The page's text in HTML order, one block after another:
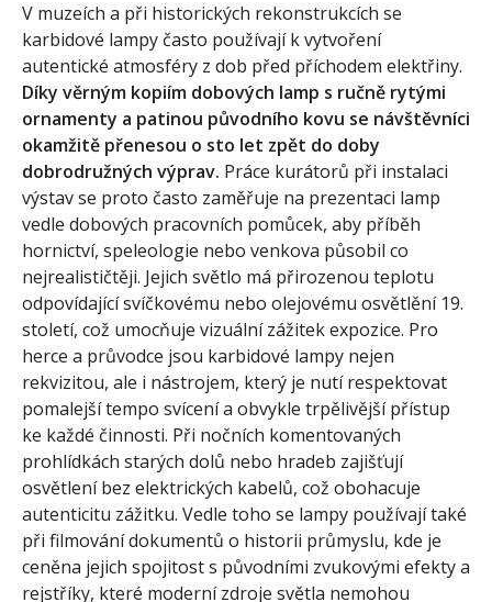
V muzeích a při historických rekonstrukcích se
karbidové lampy často používají k vytvoření
autentické atmosféry z dob před příchodem elektřiny.
Díky věrným kopiím dobových lamp s ručně rytými
ornamenty a patinou původního kovu se návštěvníci
okamžitě přenesou o sto let zpět do doby
dobrodružných výprav. Práce kurátorů při instalaci
výstav se proto často zaměřuje na prezentaci lamp
vedle dobových pracovních pomůcek, aby příběh
hornictví, speleologie nebo venkova působil co
nejrealističtěji. Jejich světlo má přirozenou teplotu
odpovídající svíčkovému nebo olejovému osvětlění 19.
století, což umocňuje vizuální zážitek expozice. Pro
herce a průvodce jsou karbidové lampy nejen
rekvizitou, ale i nástrojem, který je nutí respektovat
pomalejší tempo svícení a obvykle trpělivější přístup
ke každé činnosti. Při nočních komentovaných
prohlídkách starých dolů nebo hradeb zajišťují
osvětlení bez elektrických kabelů, což obohacuje
autenticitu zážitku. Vedle toho se lampy používají také
při filmování dokumentů o historii průmyslu, kde je
ceněna jejich spojitost s původními zvukovými efekty a
rejstříky, které moderní zdroje světla nemohou